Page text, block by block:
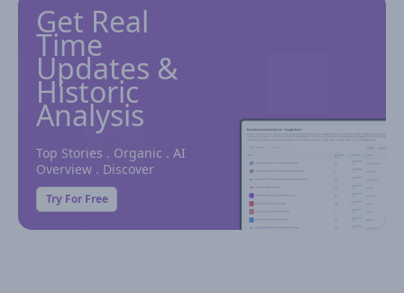
Get Real
Time
Updates &
Historic
Analysis
Top Stories . Organic . AI
Overview . Discover
Try For Free